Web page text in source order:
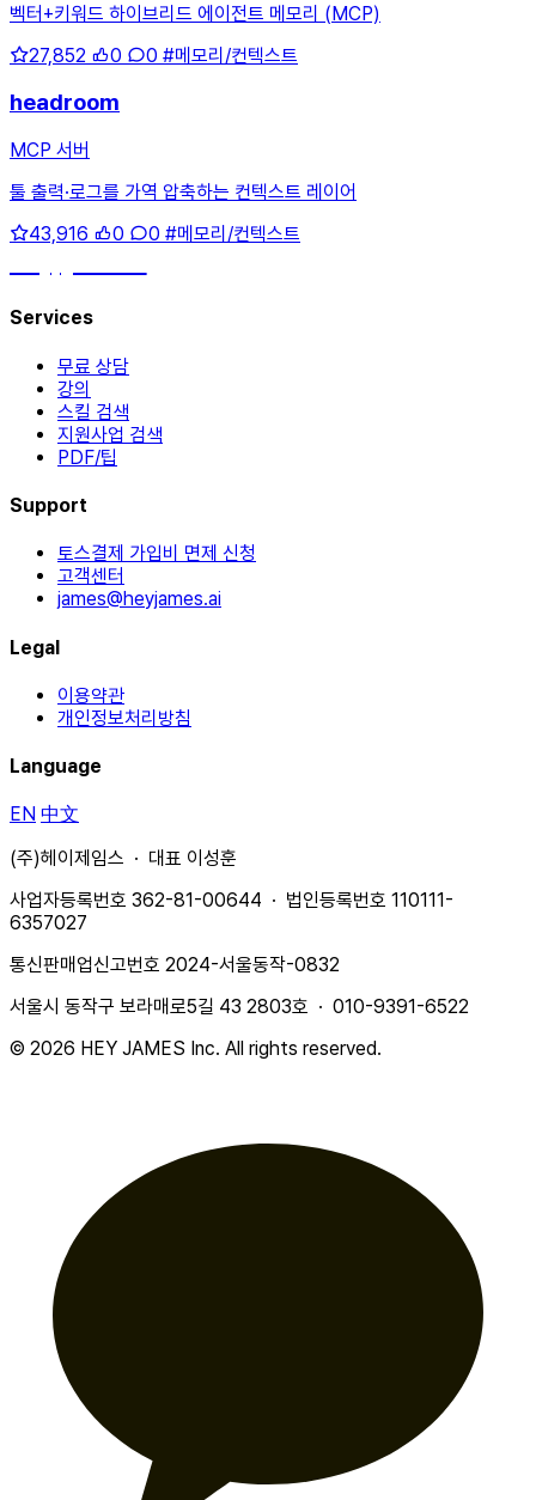
벡터+키워드 하이브리드 에이전트 메모리 (MCP)
27,852
0 0 #메모리/컨텍스트
headroom
MCP 서버
툴 출력·로그를 가역 압축하는 컨텍스트 레이어
43,916
0 0 #메모리/컨텍스트
Services
무료 상담
강의
스킬 검색
지원사업 검색
PDF/팁
Support
토스결제 가입비 면제 신청
고객센터
james@heyjames.ai
Legal
이용약관
개인정보처리방침
Language
EN 中文
(주)헤이제임스 · 대표 이성훈
사업자등록번호 362-81-00644 · 법인등록번호 110111-
6357027
통신판매업신고번호 2024-서울동작-0832
서울시 동작구 보라매로5길 43 2803호 · 010-9391-6522
© 2026 HEY JAMES Inc. All rights reserved.